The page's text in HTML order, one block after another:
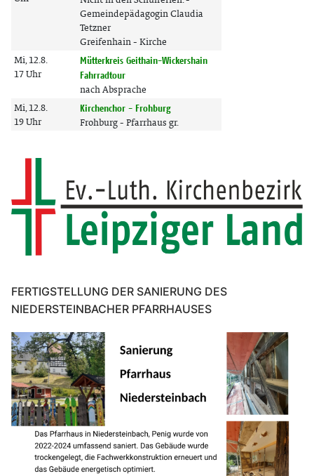
FERTIGSTELLUNG DER SANIERUNG DES
NIEDERSTEINBACHER PFARRHAUSES